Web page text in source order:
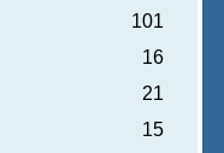
101
16
21
15